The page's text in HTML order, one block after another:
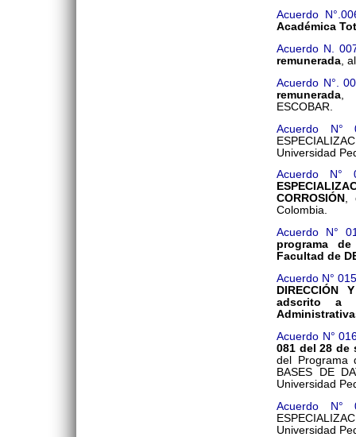
Acuerdo
Académica
Acuerdo N.
remunerada ,
Acuerdo N°.
remunerada
ESCOBAR.
Acuerdo N°
Universidad
Acuerdo N°
CORROSIÓN ,
Colombia.
Acuerdo N°
programa de
Facultad de
Acuerdo N°
DIRECCIÓN
adscrito a
Acuerdo N°
081 del 28 de
del Programa
BASES DE
Universidad
Acuerdo N°
Universidad